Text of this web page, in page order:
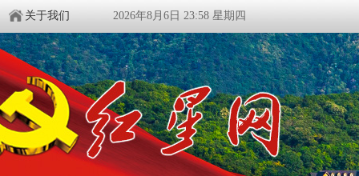
关于我们 2026年8月6日 23:58 星期四